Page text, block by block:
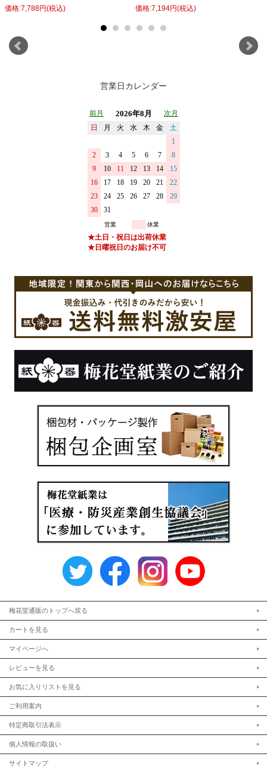
価格:7,788円(税込)
価格:7,194円(税込)
営業日カレンダー
梅花堂通販のトップへ戻る
カートを見る
マイページへ
レビューを見る
お気に入りリストを見る
ご利用案内
特定商取引法表示
個人情報の取扱い
サイトマップ